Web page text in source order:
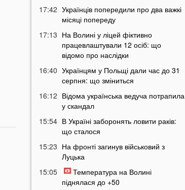
17:42 Українців попередили про два важкі
місяці попереду
17:13 На Волині у ліцей фіктивно
працевлаштували 12 осіб: що
відомо про наслідки
16:40 Українцям у Польщі дали час до 31
серпня: що зміниться
16:12 Відома українська ведуча потрапила
у скандал
15:54 В Україні заборонять ловити раків:
що сталося
15:23 На фронті загинув військовий з
Луцька
15:05
Температура на Волині
піднялася до +50